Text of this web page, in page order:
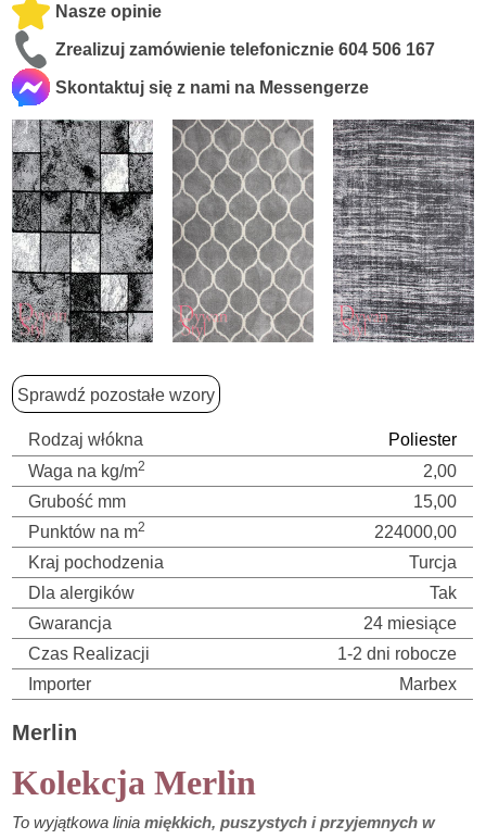
Nasze opinie
Zrealizuj zamówienie telefonicznie604 506 167
Skontaktuj się z nami na Messengerze
Sprawdź pozostałe wzory
Rodzaj włókna
Poliester
Waga na kg/m2
2,00
Grubość mm
15,00
Punktów na m2
224000,00
Kraj pochodzenia
Turcja
Dla alergików
Tak
Gwarancja
24 miesiące
Czas Realizacji
1-2 dni robocze
Importer
Marbex
Merlin
Kolekcja Merlin
To wyjątkowa liniamiękkich, puszystych i przyjemnych w